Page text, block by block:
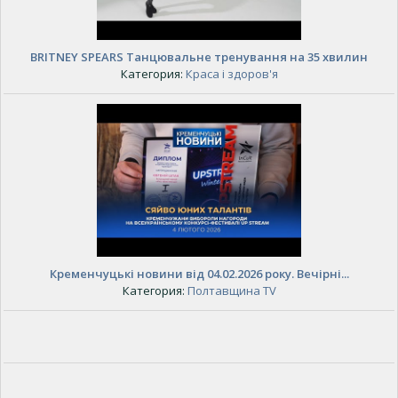
BRITNEY SPEARS Танцювальне тренування на 35 хвилин
Категория: Краса і здоров'я
Кременчуцькі новини від 04.02.2026 року. Вечірні...
Категория: Полтавщина TV